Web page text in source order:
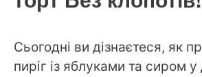
Сьогодні ви дізнаєтеся, як
пиріг із яблуками та сиром